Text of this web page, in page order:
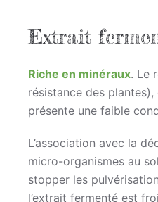
Extrait
Riche en minéraux. Le
résistance des
présente une faible
L’association avec la
micro-organismes au
stopper les
l’extrait fermenté est